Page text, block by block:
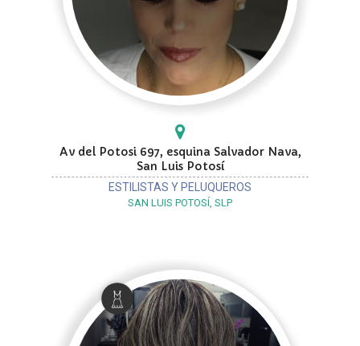
Av del Potosi 697, esquina Salvador Nava,
San Luis Potosí
ESTILISTAS Y PELUQUEROS
SAN LUIS POTOSÍ, SLP